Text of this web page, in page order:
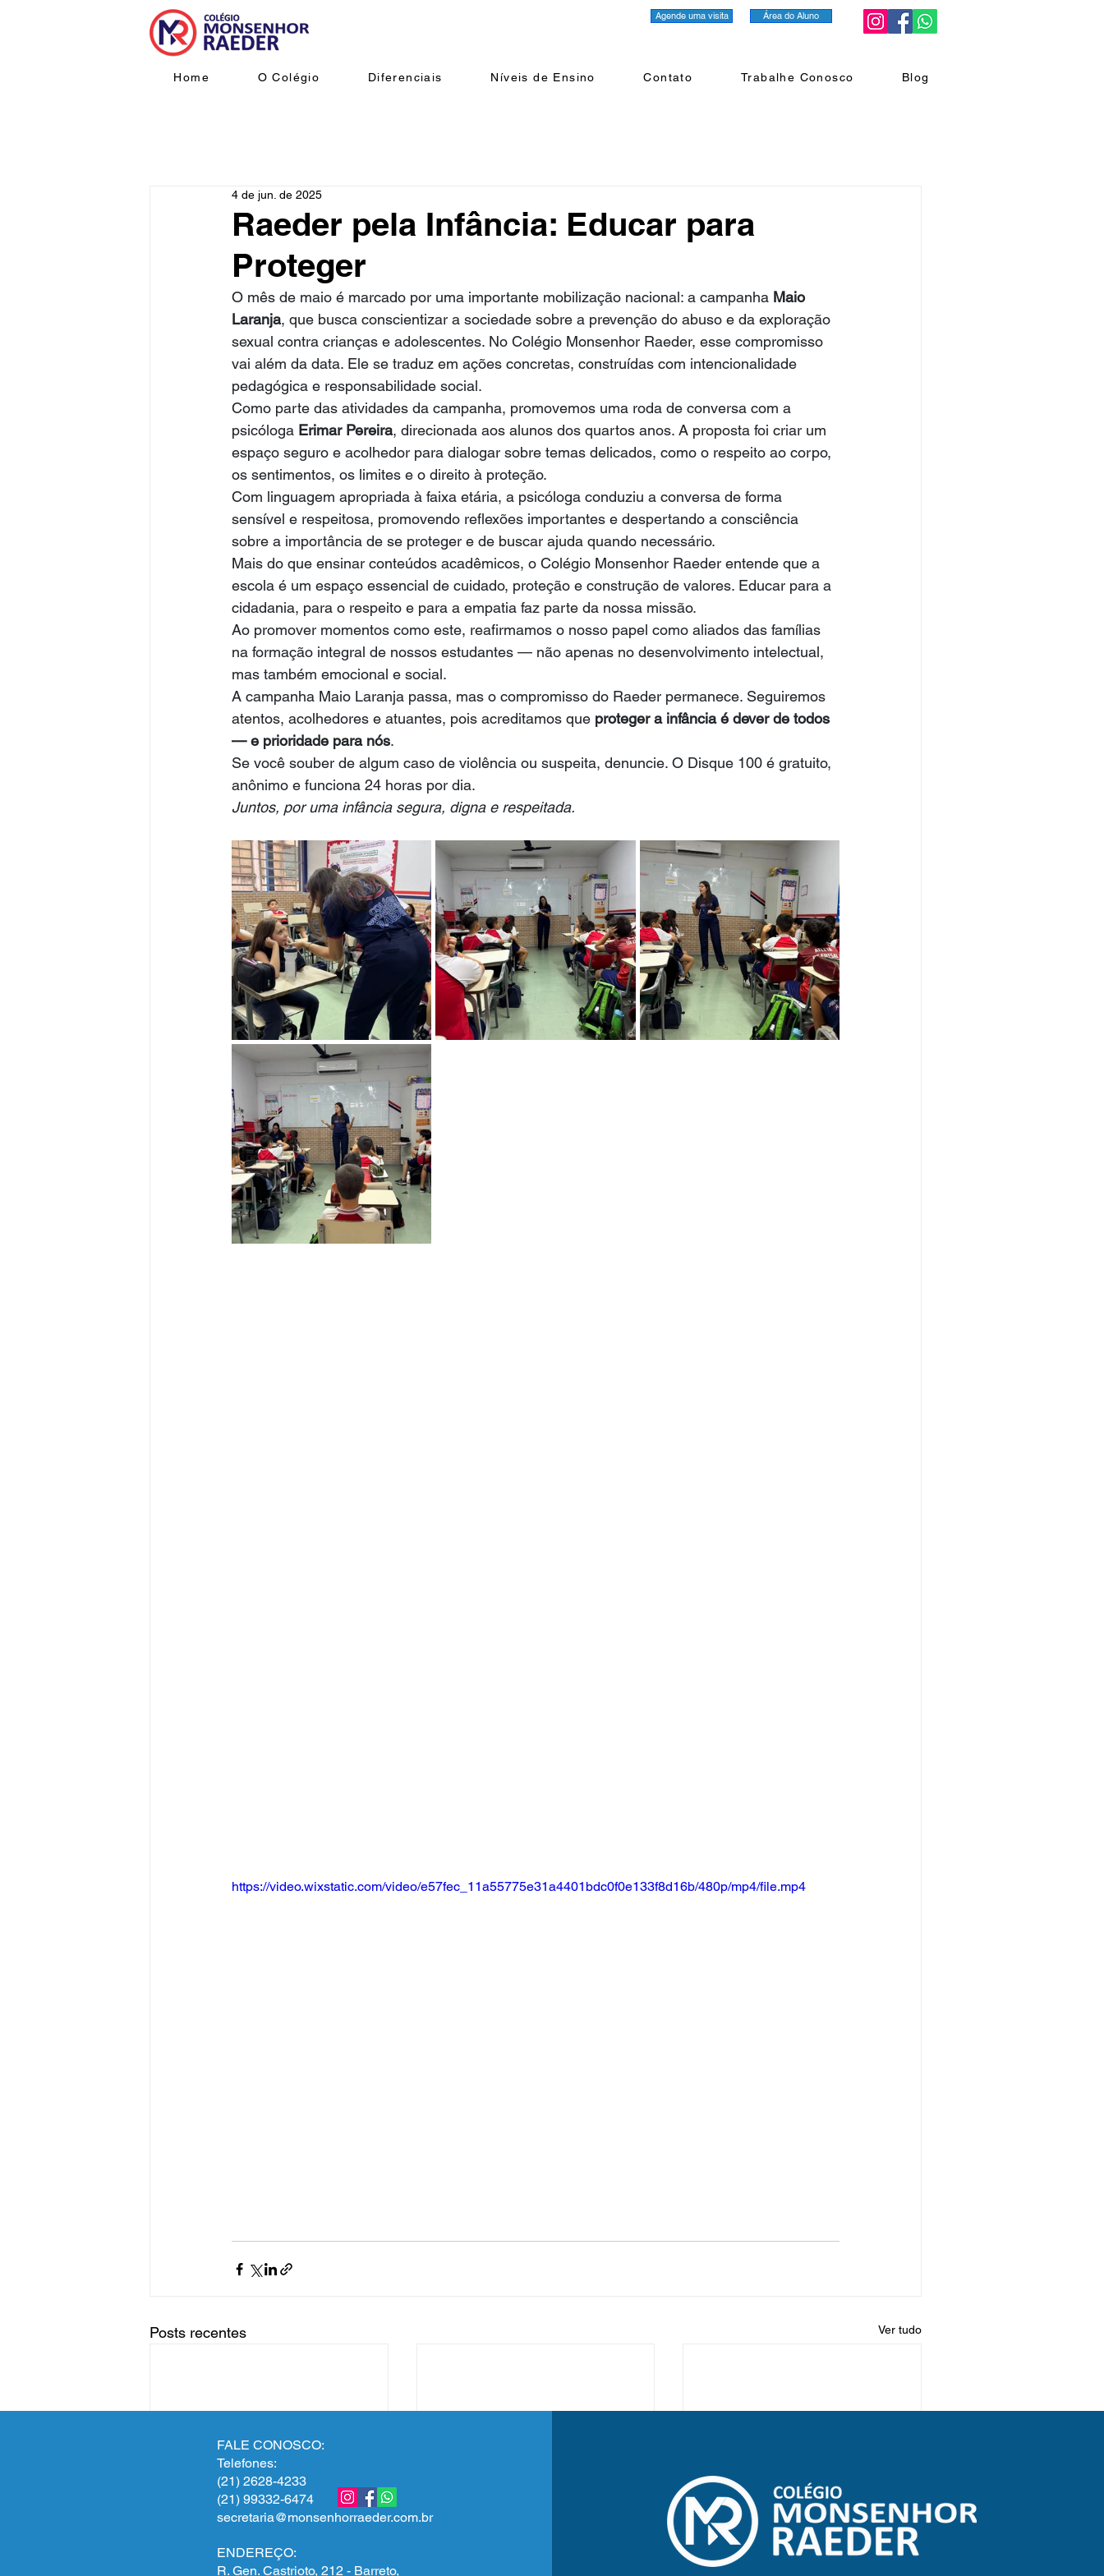
Agende uma visita Área do Aluno
Home O Colégio Diferenciais Níveis de Ensino Contato Trabalhe Conosco Blog
Raeder pela Infância: Educar para
Proteger
4 de jun. de 2025
O mês de maio é marcado por uma importante mobilização nacional: a campanha Maio
Laranja, que busca conscientizar a sociedade sobre a prevenção do abuso e da exploração
sexual contra crianças e adolescentes. No Colégio Monsenhor Raeder, esse compromisso
vai além da data. Ele se traduz em ações concretas, construídas com intencionalidade
pedagógica e responsabilidade social.
Como parte das atividades da campanha, promovemos uma roda de conversa com a
psicóloga Erimar Pereira, direcionada aos alunos dos quartos anos. A proposta foi criar um
espaço seguro e acolhedor para dialogar sobre temas delicados, como o respeito ao corpo,
os sentimentos, os limites e o direito à proteção.
Com linguagem apropriada à faixa etária, a psicóloga conduziu a conversa de forma
sensível e respeitosa, promovendo reflexões importantes e despertando a consciência
sobre a importância de se proteger e de buscar ajuda quando necessário.
Mais do que ensinar conteúdos acadêmicos, o Colégio Monsenhor Raeder entende que a
escola é um espaço essencial de cuidado, proteção e construção de valores. Educar para a
cidadania, para o respeito e para a empatia faz parte da nossa missão.
Ao promover momentos como este, reafirmamos o nosso papel como aliados das famílias
na formação integral de nossos estudantes — não apenas no desenvolvimento intelectual,
mas também emocional e social.
A campanha Maio Laranja passa, mas o compromisso do Raeder permanece. Seguiremos
atentos, acolhedores e atuantes, pois acreditamos que proteger a infância é dever de todos
— e prioridade para nós.
Se você souber de algum caso de violência ou suspeita, denuncie. O Disque 100 é gratuito,
anônimo e funciona 24 horas por dia.
Juntos, por uma infância segura, digna e respeitada.
https://video.wixstatic.com/video/e57fec_11a55775e31a4401bdc0f0e133f8d16b/480p/mp4/file.mp4
Posts recentes Ver tudo
FALE CONOSCO:
Telefones:
(21) 2628-4233
(21) 99332-6474
secretaria@monsenhorraeder.com.br
ENDEREÇO:
R. Gen. Castrioto, 212 - Barreto,